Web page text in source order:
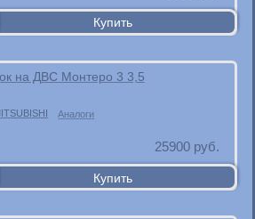
на ДВС Монтеро 3 3,5
Аналоги
25900 руб.